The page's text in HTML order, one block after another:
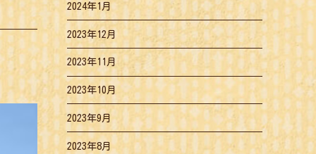
2024年1月
2023年12月
2023年11月
2023年10月
2023年9月
2023年8月